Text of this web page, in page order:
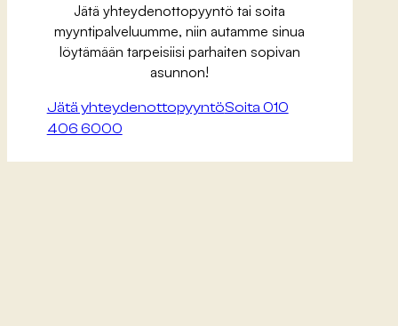
Jätä yhteydenottopyyntö tai soita
myyntipalveluumme, niin autamme sinua
löytämään tarpeisiisi parhaiten sopivan
asunnon!
Jätä yhteydenottopyyntöSoita 010
406 6000